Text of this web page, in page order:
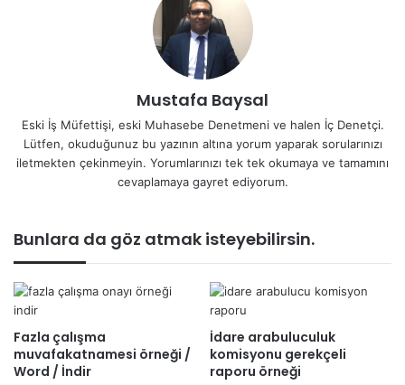
Mustafa Baysal
Eski İş Müfettişi, eski Muhasebe Denetmeni ve halen İç Denetçi.
Lütfen, okuduğunuz bu yazının altına yorum yaparak sorularınızı
iletmekten çekinmeyin. Yorumlarınızı tek tek okumaya ve tamamını
cevaplamaya gayret ediyorum.
Bunlara da göz atmak isteyebilirsin.
Fazla çalışma
muvafakatnamesi örneği /
Word / İndir
İdare arabuluculuk
komisyonu gerekçeli
raporu örneği